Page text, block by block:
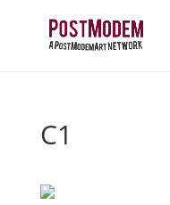
C1